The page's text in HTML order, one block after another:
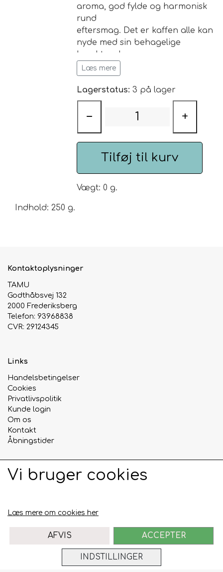
Sort Te
Grøn Te
Grøn Hvid Te
Hvid Te
Urte & Frugt teer
Husets Teblandinger
Chaplon Te
Kusmi Te
Matcha te og tilbehør
Åbningstider
aroma, god fylde og harmonisk
rund
eftersmag. Det er kaffen alle kan
nyde med sin behagelige
karakter. Java
Mocca blandingen er
sammensat af udsøgte
kaffesorter fra Brasilien,
Colombia, Indonesien (Java) og
Kenya.
Læs mere
Lagerstatus: 3 på lager
− +
Tilføj til kurv
Vægt: 0 g.
Indhold: 250 g.
Kontaktoplysninger
TAMU
Godthåbsvej 132
2000 Frederiksberg
Telefon: 93968838
CVR: 29124345
Links
Handelsbetingelser
Cookies
Privatlivspolitik
Kunde login
Om os
Kontakt
Åbningstider
Sociale medier
Vi bruger cookies
Læs mere om cookies her
INDSTILLINGER
AFVIS ACCEPTER